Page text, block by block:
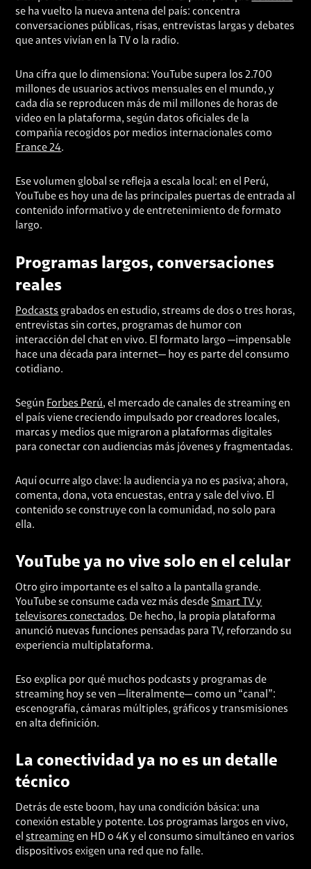
se ha vuelto la nueva antena del país: concentra
conversaciones públicas, risas, entrevistas largas y debates
que antes vivían en la TV o la radio.
Una cifra que lo dimensiona: YouTube supera los 2.700
millones de usuarios activos mensuales en el mundo, y
cada día se reproducen más de mil millones de horas de
video en la plataforma, según datos oficiales de la
compañía recogidos por medios internacionales como
France 24.
Ese volumen global se refleja a escala local: en el Perú,
YouTube es hoy una de las principales puertas de entrada al
contenido informativo y de entretenimiento de formato
largo.
Programas largos, conversaciones
reales
Podcasts grabados en estudio, streams de dos o tres horas,
entrevistas sin cortes, programas de humor con
interacción del chat en vivo. El formato largo —impensable
hace una década para internet— hoy es parte del consumo
cotidiano.
Según Forbes Perú, el mercado de canales de streaming en
el país viene creciendo impulsado por creadores locales,
marcas y medios que migraron a plataformas digitales
para conectar con audiencias más jóvenes y fragmentadas.
Aquí ocurre algo clave: la audiencia ya no es pasiva; ahora,
comenta, dona, vota encuestas, entra y sale del vivo. El
contenido se construye con la comunidad, no solo para
ella.
YouTube ya no vive solo en el celular
Otro giro importante es el salto a la pantalla grande.
YouTube se consume cada vez más desdeSmart TV y
televisores conectados. De hecho, la propia plataforma
anunció nuevas funciones pensadas para TV, reforzando su
experiencia multiplataforma.
Eso explica por qué muchos podcasts y programas de
streaming hoy se ven —literalmente— como un “canal”:
escenografía, cámaras múltiples, gráficos y transmisiones
en alta definición.
La conectividad ya no es un detalle
técnico
Detrás de este boom, hay una condición básica: una
conexión estable y potente. Los programas largos en vivo,
elstreaming en HD o 4K y el consumo simultáneo en varios
dispositivos exigen una red que no falle.